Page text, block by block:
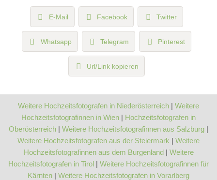
E-Mail Facebook Twitter
Whatsapp Telegram Pinterest
Url/Link kopieren
Weitere Hochzeitsfotografen in Niederösterreich | Weitere
Hochzeitsfotografinnen in Wien | Hochzeitsfotografen in
Oberösterreich | Weitere Hochzeitsfotografinnen aus Salzburg |
Weitere Hochzeitsfotografen aus der Steiermark | Weitere
Hochzeitsfotografinnen aus dem Burgenland| Weitere
Hochzeitsfotografen in Tirol | Weitere Hochzeitsfotografinnen für
Kärnten | Weitere Hochzeitsfotografen in Vorarlberg